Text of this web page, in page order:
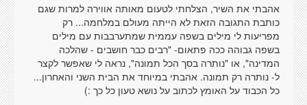
אהבתי את השיר, הצלחתי לטעום מאותה אווירה למרות שגם
כותבת התגובה הזאת לא הייתה מעולם במלחמה... רק
מפריעות לי מילים בשפה עממית שמתערבבות עם מילים
בשפה גבוהה ככה פתאום- "רבים כבר חושבים - שהלכה
המדינה", או "נותרה בסך הכל תמונה", נראה לי שאפשר לקצר
ל- נותרה רק תמונה. אהבתי במיוחד את הבית השני והאחרון...
כל הכבוד על האומץ לכתוב על נושא טעון כל כך :)